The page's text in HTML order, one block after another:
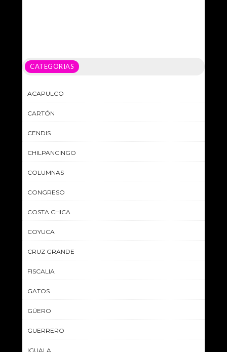
CATEGORIAS
ACAPULCO
CARTÓN
CENDIS
CHILPANCINGO
COLUMNAS
CONGRESO
COSTA CHICA
COYUCA
CRUZ GRANDE
FISCALIA
GATOS
GÜERO
GUERRERO
IGUALA